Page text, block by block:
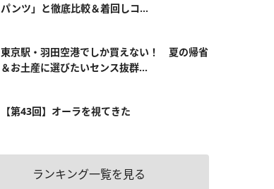
パンツ」と徹底比較＆着回しコ...
東京駅・羽田空港でしか買えない！ 夏の帰省
＆お土産に選びたいセンス抜群...
【第43回】オーラを視てきた
ランキング一覧を見る